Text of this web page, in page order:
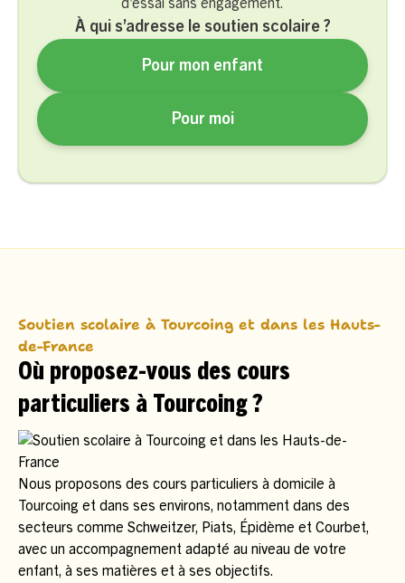
d’essai sans engagement.
À qui s’adresse le soutien scolaire ?
Pour mon enfant
Pour moi
Soutien scolaire à Tourcoing et dans les Hauts-
de-France
Où proposez-vous des cours
particuliers à Tourcoing ?
Nous proposons des cours particuliers à domicile à
Tourcoing et dans ses environs, notamment dans des
secteurs comme Schweitzer, Piats, Épidème et Courbet,
avec un accompagnement adapté au niveau de votre
enfant, à ses matières et à ses objectifs.